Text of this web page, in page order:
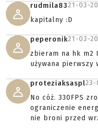
rudmila8321-03-
kapitalny :D
peperonik21-03-
zbieram na hk m2
używana pierwszy
proteziaksaspl23-
No cóż. 330FPS
ograniczenie
nie broni przed